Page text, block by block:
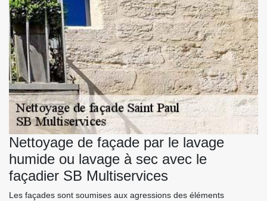
Nettoyage de façade par le lavage
humide ou lavage à sec avec le
façadier SB Multiservices
Les façades sont soumises aux agressions des éléments